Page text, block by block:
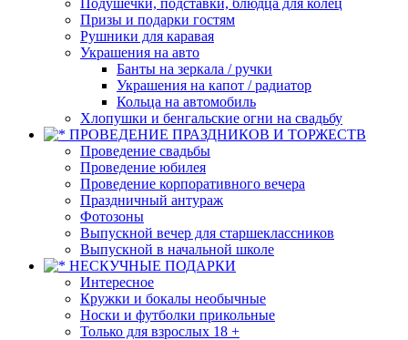
Подушечки, подставки, блюдца для колец
Призы и подарки гостям
Рушники для каравая
Украшения на авто
Банты на зеркала / ручки
Украшения на капот / радиатор
Кольца на автомобиль
Хлопушки и бенгальские огни на свадьбу
ПРОВЕДЕНИЕ ПРАЗДНИКОВ И ТОРЖЕСТВ
Проведение свадьбы
Проведение юбилея
Проведение корпоративного вечера
Праздничный антураж
Фотозоны
Выпускной вечер для старшеклассников
Выпускной в начальной школе
НЕСКУЧНЫЕ ПОДАРКИ
Интересное
Кружки и бокалы необычные
Носки и футболки прикольные
Только для взрослых 18 +